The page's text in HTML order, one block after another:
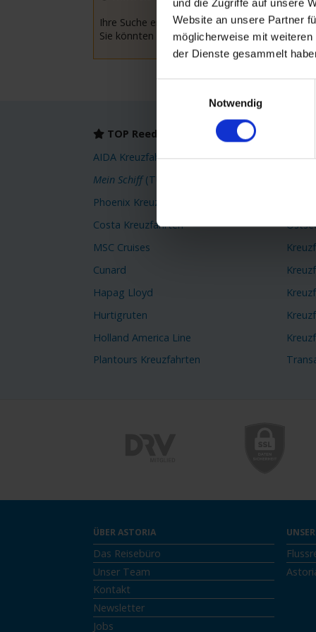
und die Zugriffe auf unsere
Website an unsere Partner
möglicherweise mit
der Dienste gesammelt
Notwendig
Ihre Suche ergab leider keine Treffer.
Sie könnten versuchen Ihre Suchkriterien
TOP Reedereien
AIDA Kreuzfahrten
Mein Schiff(TUI Cruises)
Phoenix Kreuzfahrten
Costa Kreuzfahrten
MSC Cruises
Cunard
Hapag Lloyd
Hurtigruten
Holland America Line
Plantours Kreuzfahrten
ÜBER ASTORIA
Das Reisebüro
Unser Team
Kontakt
Newsletter
Jobs